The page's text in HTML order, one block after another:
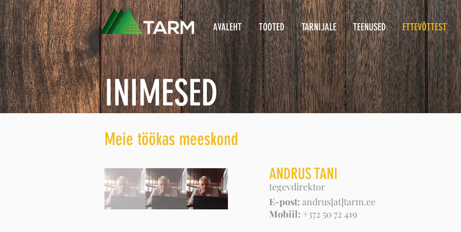
AVALEHT TOOTED TARNIJALE TEENUSED ETTEVÕTTEST
INIMESED
Meie töökas meeskond
tegevdirektor
ANDRUS TANI
E-post: andrus[at]tarm.ee
Mobiil: +372 50 72 419